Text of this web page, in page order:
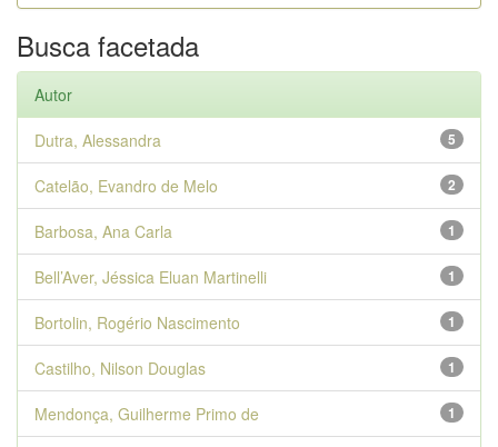
Busca facetada
Autor
5
Dutra, Alessandra
2
Catelão, Evandro de Melo
1
Barbosa, Ana Carla
1
Bell’Aver, Jéssica Eluan Martinelli
1
Bortolin, Rogério Nascimento
1
Castilho, Nilson Douglas
1
Mendonça, Guilherme Primo de